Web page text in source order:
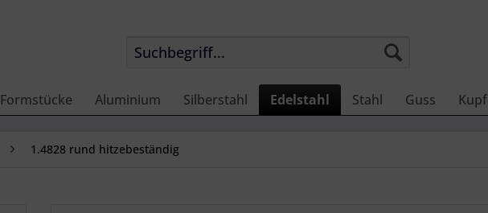
Formstücke Aluminium Silberstahl Edelstahl Stahl Guss
1.4828 rund hitzebeständig